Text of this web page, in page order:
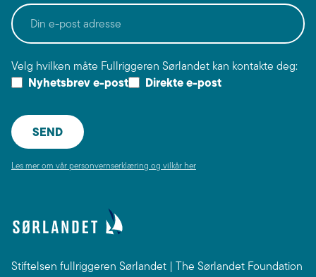
Stiftelsen fullriggeren Sørlandet | The Sørlandet Foundation
Velg hvilken måte Fullriggeren Sørlandet kan kontakte deg:
Nyhetsbrev e-post Direkte e-post
Les mer om vår personvernserklæring og vilkår her